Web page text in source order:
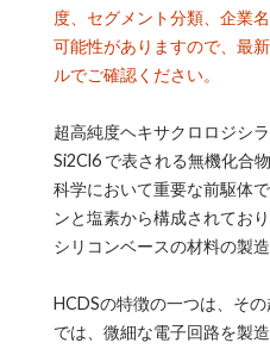
度、セグメント分類、企業
可能性がありますので、最
ルでご確認ください。
超高純度ヘキサクロロジシ
Si2Cl6 で表される無機化合
科学において重要な前駆体
ンと塩素から構成されてお
シリコンベースの材料の製
HCDSの特徴の一つは、そ
では、微細な電子回路を製